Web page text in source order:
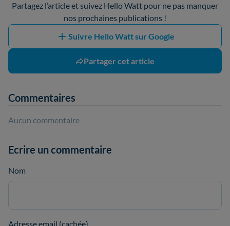
Partagez l’article et suivez Hello Watt pour ne pas manquer
nos prochaines publications !
Suivre Hello Watt sur Google
Partager cet article
Commentaires
Aucun commentaire
Ecrire un commentaire
Nom
Adresse email (cachée)